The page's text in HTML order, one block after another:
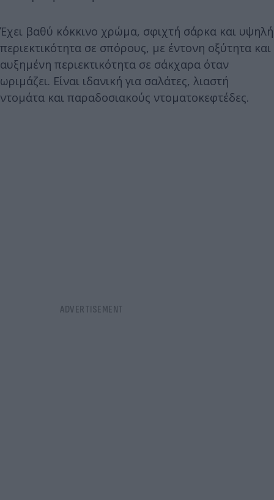
Έχει βαθύ κόκκινο χρώμα, σφιχτή σάρκα και υψηλή
περιεκτικότητα σε σπόρους, με έντονη οξύτητα και
αυξημένη περιεκτικότητα σε σάκχαρα όταν
ωριμάζει. Είναι ιδανική για σαλάτες, λιαστή
ντομάτα και παραδοσιακούς ντοματοκεφτέδες.